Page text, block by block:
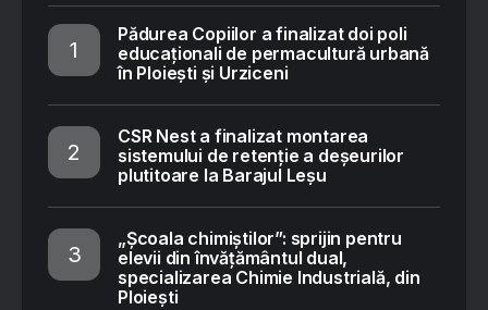
Pădurea Copiilor a finalizat doi poli
educaționali de permacultură urbană
în Ploiești și Urziceni
CSR Nest a finalizat montarea
sistemului de retenție a deșeurilor
plutitoare la Barajul Leșu
„Școala chimiștilor”: sprijin pentru
elevii din învățământul dual,
specializarea Chimie Industrială, din
Ploiești